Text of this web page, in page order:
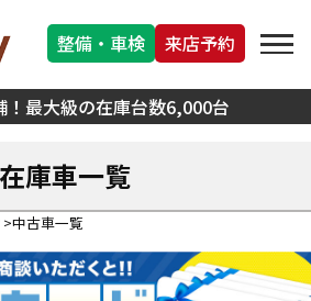
！最大級の在庫台数6,000台
整備・車検 来店予約
在庫車一覧
中古車一覧